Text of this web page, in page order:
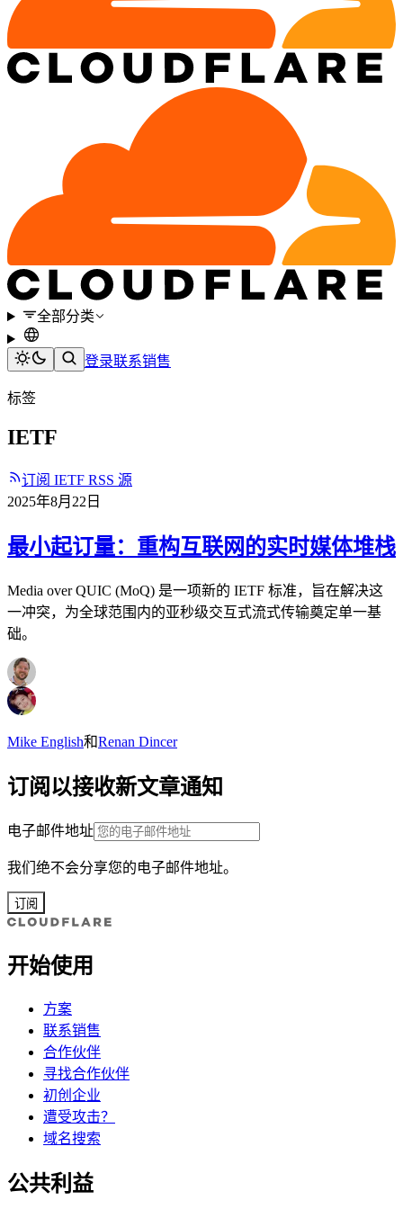
全部分类
登录联系销售
标签
IETF
订阅 IETF RSS 源
2025年8月22日
最小起订量：重构互联网的实时媒体堆栈
Media over QUIC (MoQ) 是一项新的 IETF 标准，旨在解决这
一冲突，为全球范围内的亚秒级交互式流式传输奠定单一基
础。
Mike English和Renan Dincer
订阅以接收新文章通知
电子邮件地址
我们绝不会分享您的电子邮件地址。
订阅
开始使用
方案
联系销售
合作伙伴
寻找合作伙伴
初创企业
遭受攻击？
域名搜索
公共利益